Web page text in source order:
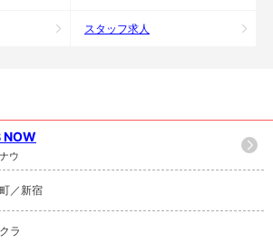
スタッフ求人
NOW
ウ
／新宿
ラ